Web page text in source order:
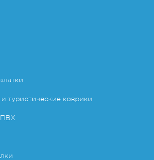
туристические коврики
ПВХ